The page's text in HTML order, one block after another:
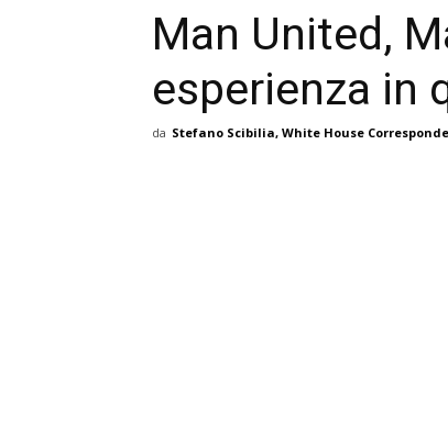
Man United,
esperienza in
da Stefano Scibilia, White House